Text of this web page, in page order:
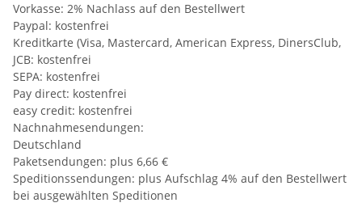
Vorkasse: 2% Nachlass auf den Bestellwert
Paypal: kostenfrei
Kreditkarte (Visa, Mastercard, American Express, DinersClub,
JCB: kostenfrei
SEPA: kostenfrei
Pay direct: kostenfrei
easy credit: kostenfrei
Nachnahmesendungen:
Deutschland
Paketsendungen: plus 6,66 €
Speditionssendungen: plus Aufschlag 4% auf den Bestellwert
bei ausgewählten Speditionen